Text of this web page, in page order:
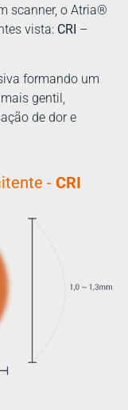
scanner, o Atria®
vista: CRI –
formando um
gentil,
de dor e
- CRI